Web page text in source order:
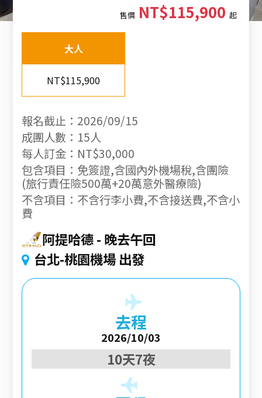
售價NT$115,900 起
大人
NT$115,900
報名截止：2026/09/15
成團人數：15人
每人訂金：NT$30,000
包含項目：免簽證,含國內外機場稅,含團險
(旅行責任險500萬+20萬意外醫療險)
不含項目：不含行李小費,不含接送費,不含小
費
阿提哈德 晚去午回
台北-桃園機場 出發
去程
2026/10/03
10天7夜